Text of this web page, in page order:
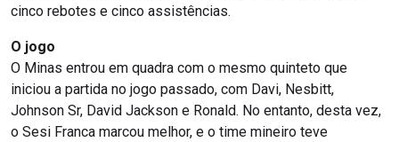
cinco rebotes e cinco assistências.
O jogo
O Minas entrou em quadra com o mesmo quinteto que
iniciou a partida no jogo passado, com Davi, Nesbitt,
Johnson Sr, David Jackson e Ronald. No entanto, desta vez,
o Sesi Franca marcou melhor, e o time mineiro teve